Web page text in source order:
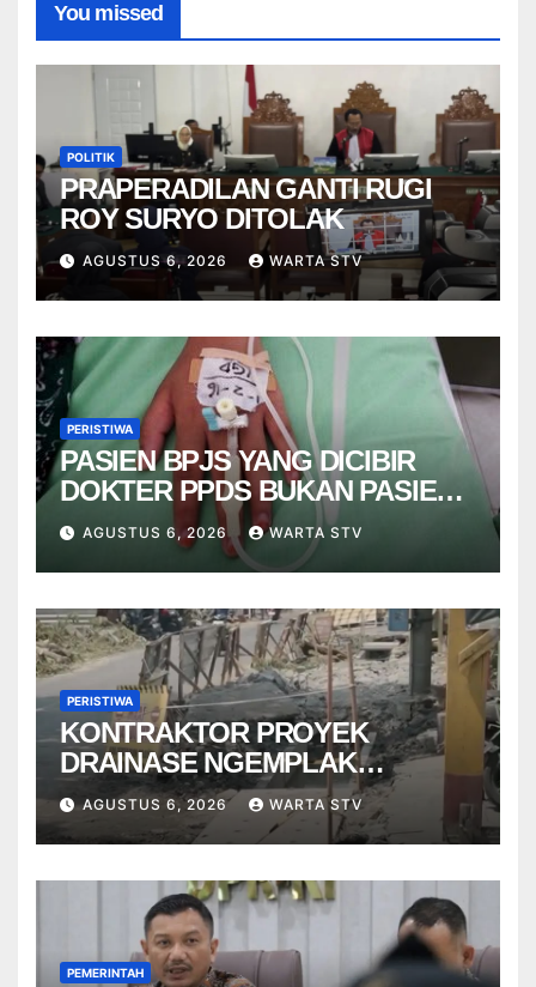
You missed
POLITIK
PRAPERADILAN GANTI RUGI
ROY SURYO DITOLAK
AGUSTUS 6, 2026 WARTA STV
PERISTIWA
PASIEN BPJS YANG DICIBIR
DOKTER PPDS BUKAN PASIEN
RSUP DR. SARDJITO
AGUSTUS 6, 2026 WARTA STV
PERISTIWA
KONTRAKTOR PROYEK
DRAINASE NGEMPLAK
DISANKSI USAI WARGA
TERPELESET
AGUSTUS 6, 2026 WARTA STV
PEMERINTAH